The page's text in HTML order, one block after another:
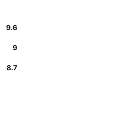
9.6
9
8.7